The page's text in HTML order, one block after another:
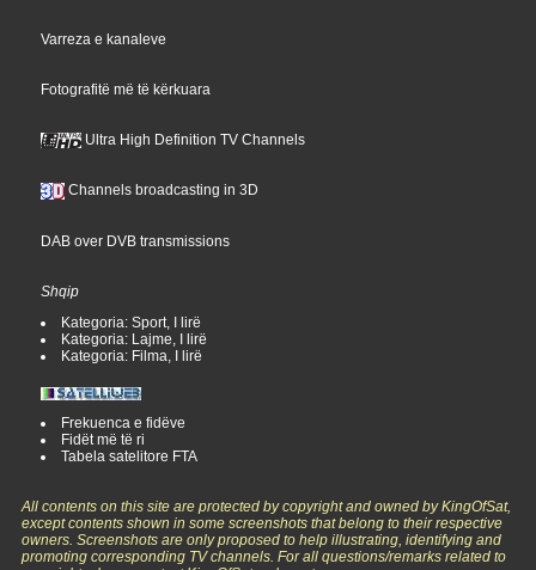
Varreza e kanaleve
Fotografitë më të kërkuara
Ultra High Definition TV Channels
Channels broadcasting in 3D
DAB over DVB transmissions
Shqip
Kategoria: Sport, I lirë
Kategoria: Lajme, I lirë
Kategoria: Filma, I lirë
Frekuenca e fidëve
Fidët më të ri
Tabela satelitore FTA
All contents on this site are protected by copyright and owned by KingOfSat,
except contents shown in some screenshots that belong to their respective
owners. Screenshots are only proposed to help illustrating, identifying and
promoting corresponding TV channels. For all questions/remarks related to